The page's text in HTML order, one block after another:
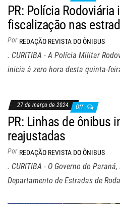
PR: Polícia
fiscalização nas
Por REDAÇÃO REVISTA DO ÔNIBUS
. CURITIBA - A Polícia Militar
inicia à zero hora desta quinta-
27 de março de 2024 Off
PR: Linhas de ônibus
reajustadas
Por REDAÇÃO REVISTA DO ÔNIBUS
. CURITIBA - O Governo do
Departamento de Estradas de